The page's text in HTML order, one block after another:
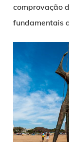
comprovação
fundamentais